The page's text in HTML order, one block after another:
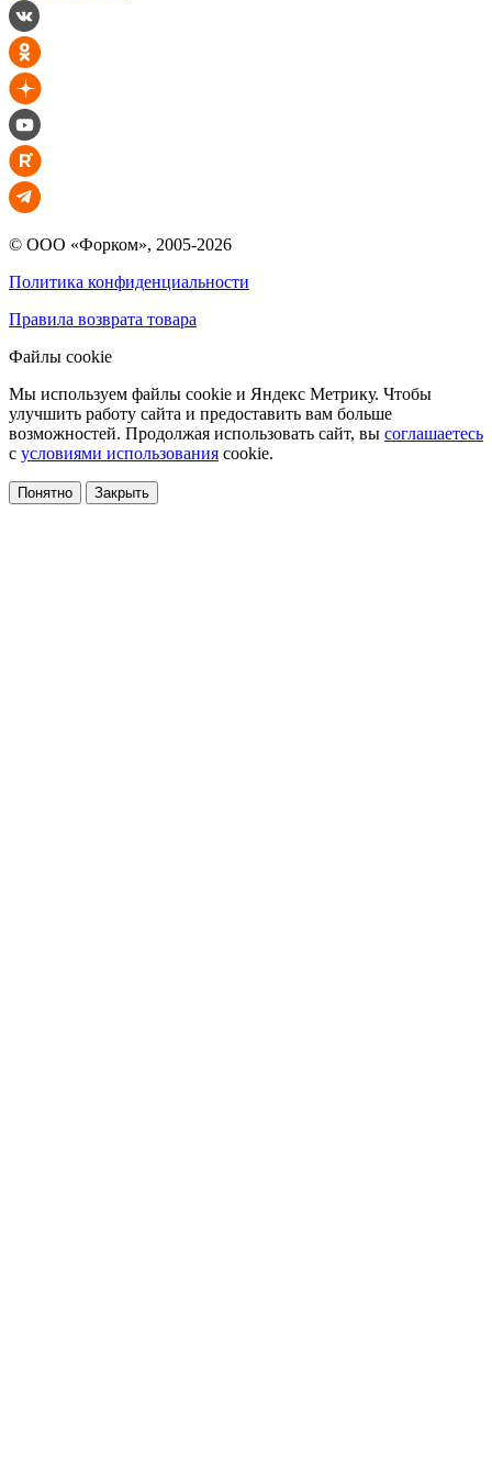
© ООО «Форком», 2005-2026
Политика конфиденциальности
Правила возврата товара
Файлы cookie
Мы используем файлы cookie и Яндекс Метрику. Чтобы
улучшить работу сайта и предоставить вам больше
возможностей. Продолжая использовать сайт, вы соглашаетесь
с условиями использования cookie.
Понятно Закрыть